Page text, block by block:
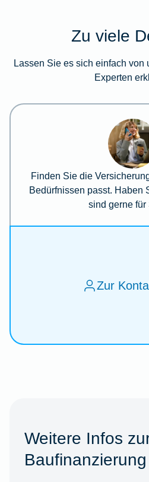
Zu viele
Lassen Sie es sich einfach von
Experten
Finden Sie die
Bedürfnissen passt. Haben
sind gerne für
Zur
Weitere Infos
Baufinanzierung